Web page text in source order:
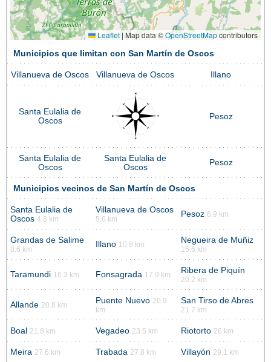
Leaflet | Map data ©OpenStreetMapcontributors
Municipios que limitan con San Martín de Oscos
Villanueva de Oscos Villanueva de Oscos Illano
Santa Eulalia de
Oscos
Pesoz
Santa Eulalia de
Oscos
Santa Eulalia de
Oscos
Pesoz
Municipios vecinos de San Martín de Oscos
Santa Eulalia de
Oscos 4.8 km
Villanueva de Oscos
5.6 km
Pesoz 6.9 km
Grandas de Salime
8.6 km
Illano 10.8 km Negueira de Muñiz
15.6 km
Taramundi 16.3 km Fonsagrada 17.9 km Ribera de Piquín
20.2 km
Allande 20.8 km Puente Nuevo 20.9
km
San Tirso de Abres
21.7 km
Boal 21.8 km Vegadeo 23.5 km Riotorto 26 km
Meira 27.6 km Trabada 27.8 km Villayón 29.1 km